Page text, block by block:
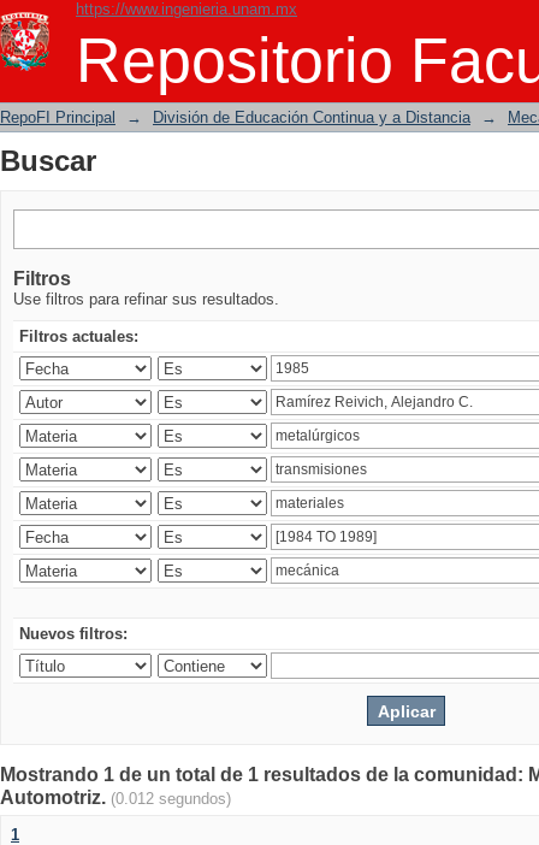
https://www.ingenieria.unam.mx
Repositorio
Buscar
RepoFI Principal → División de Educación Continua y a Distancia →
Buscar
Filtros
Use filtros para refinar sus resultados.
Filtros actuales:
Nuevos filtros:
Mostrando 1 de un total de 1 resultados de la comunidad:
Automotriz. (0.012 segundos)
1